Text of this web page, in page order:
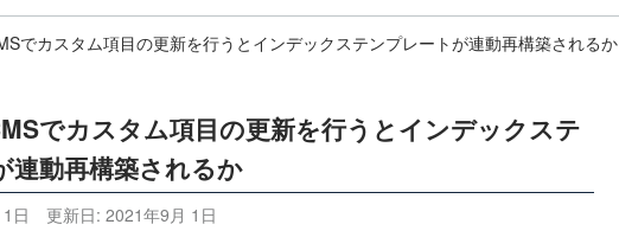
でカスタム項目の更新を行うとインデックステンプレートが連動再構築されるか
でカスタム項目の更新を行うとインデックステ
連動再構築されるか
日 更新日: 2021年9月 1日